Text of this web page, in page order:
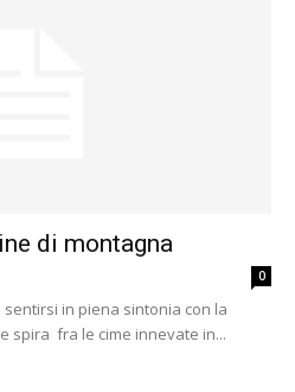
di montagna
0
in piena sintonia con la
spira fra le cime innevate in...